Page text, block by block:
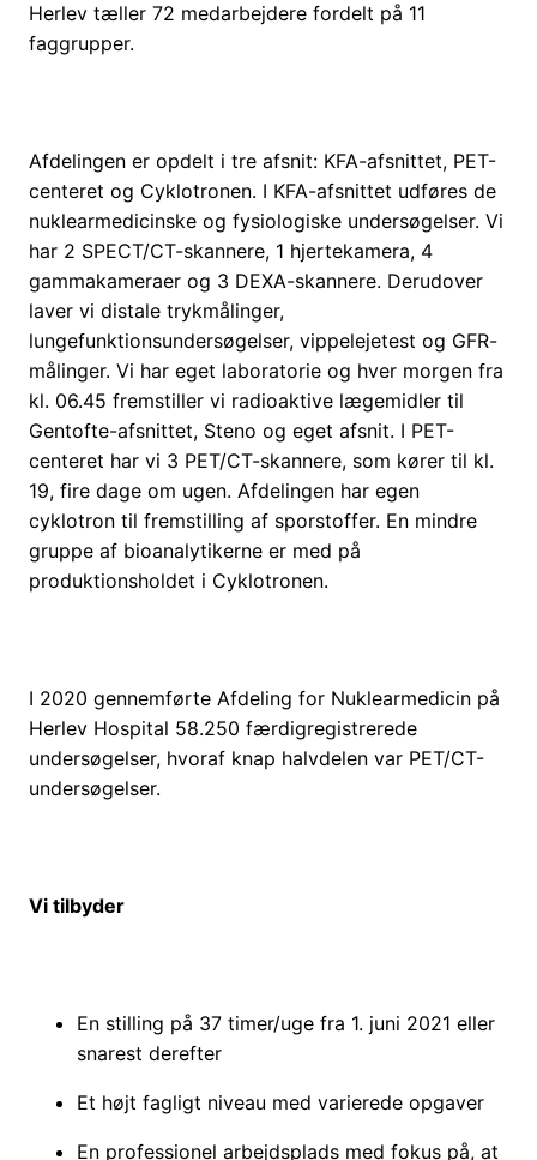
Herlev tæller 72 medarbejdere fordelt på 11
faggrupper. ​
Afdelingen er opdelt i tre afsnit: KFA-afsnittet, PET-
centeret og Cyklotronen. I KFA-afsnittet udføres de
nuklearmedicinske og fysiologiske undersøgelser. Vi
har 2 SPECT/CT-skannere, 1 hjertekamera, 4
gammakameraer og 3 DEXA-skannere. Derudover
laver vi distale trykmålinger,
lungefunktionsundersøgelser, vippelejetest og GFR-
målinger. Vi har eget laboratorie og hver morgen fra
kl. 06.45 fremstiller vi radioaktive lægemidler til
Gentofte-afsnittet, Steno og eget afsnit. I PET-
centeret har vi 3 PET/CT-skannere, som kører til kl.
19, fire dage om ugen. Afdelingen har egen
cyklotron til fremstilling af sporstoffer. En mindre
gruppe af bioanalytikerne er med på
produktionsholdet i Cyklotronen.
I 2020 gennemførte Afdeling for Nuklearmedicin på
Herlev Hospital 58.250 færdigregistrerede
undersøgelser, hvoraf knap halvdelen var PET/CT-
undersøgelser.
Vi tilbyder
En stilling på 37 timer/uge fra 1. juni 2021 eller
snarest derefter
Et højt fagligt niveau med varierede opgaver
En professionel arbejdsplads med fokus på, at